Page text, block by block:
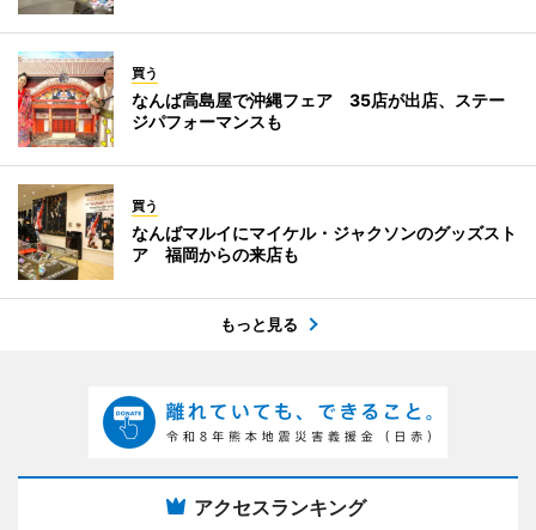
買う
なんば高島屋で沖縄フェア 35店が出店、ステー
ジパフォーマンスも
買う
なんばマルイにマイケル・ジャクソンのグッズスト
ア 福岡からの来店も
もっと見る
アクセスランキング